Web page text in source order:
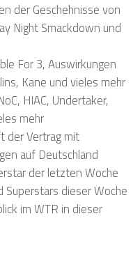
der Geschehnisse von
Night Smackdown und
For 3, Auswirkungen
Kane und vieles mehr
HIAC, Undertaker,
mehr
der Vertrag mit
auf Deutschland
der letzten Woche
dieser Woche
im WTR in dieser